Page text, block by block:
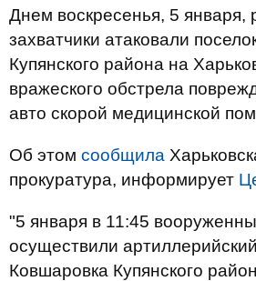
Днем воскресенья, 5 января,
захватчики атаковали
Купянского района на
вражеского обстрела
авто скорой медицинской
Об этом сообщила
прокуратура, информирует
"5 января в 11:45
осуществили
Ковшаровка Купянского